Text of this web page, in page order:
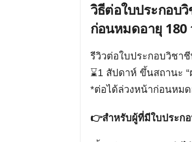
วิธีต่อใบประกอบ
ก่อนหมดอายุ 180
รีวิวต่อใบประกอบวิชา
⌛1 สัปดาห์ ขึ้นสถานะ “
*ต่อได้ล่วงหน้าก่อนหม
👉สำหรับผู้ที่มีใบประก